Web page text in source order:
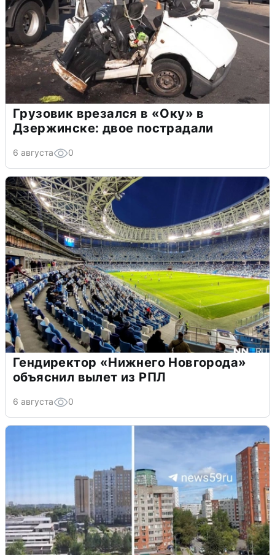
Грузовик врезался в «Оку» в
Дзержинске: двое пострадали
6 августа 0
Гендиректор «Нижнего Новгорода»
объяснил вылет из РПЛ
6 августа 0